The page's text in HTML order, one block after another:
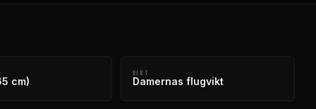
cm)
VIKT
Damernas flugvikt